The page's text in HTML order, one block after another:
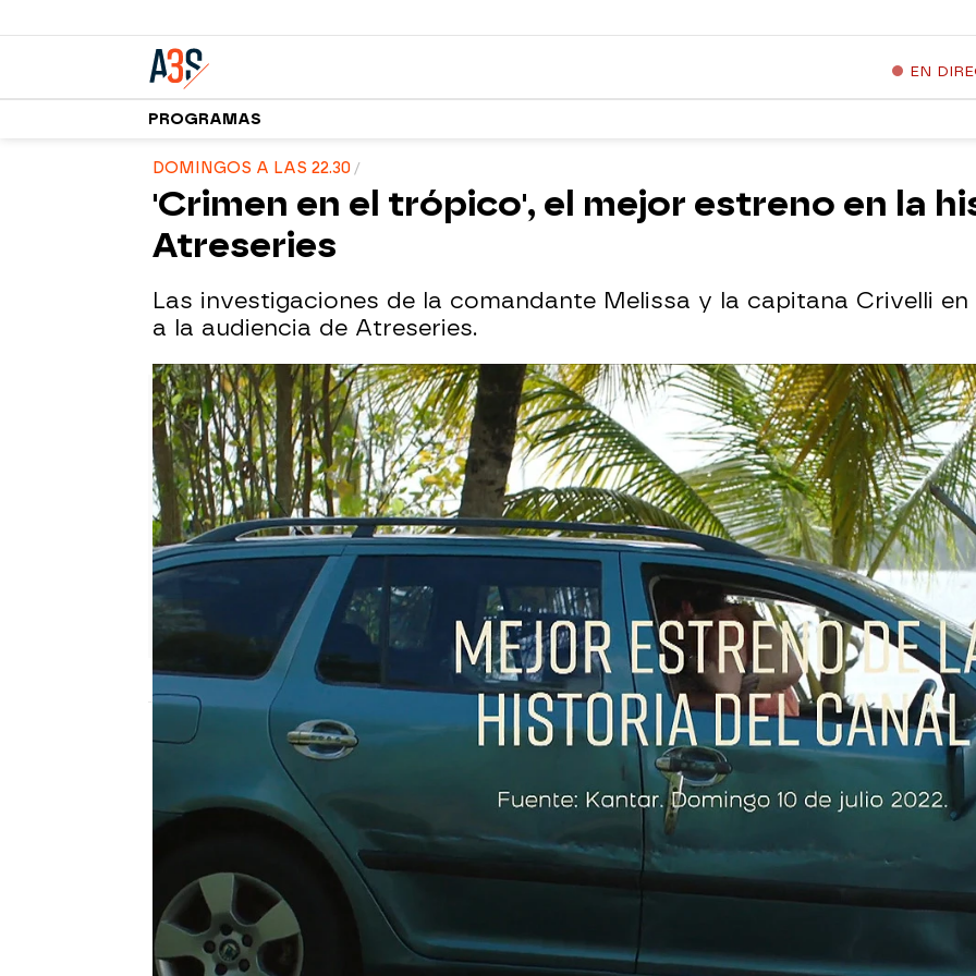
EN
PROGRAMAS
DOMINGOS A LAS 22.30
'Crimen en el trópico', el mejor estreno en la
Atreseries
Las investigaciones de la comandante Melissa y la capitana Crivelli
a la audiencia de Atreseries.
atreseries
12 de julio de 2022, 17:09
WhatsappFacebook
X
En medio de una ola de calor, el estreno de
trópico' ha llegado a Atreseries pisando fuerte
. La exigente,
formal, seria y siempre firme comandante Melissa junto a la
imprevisible, desordenada, caótica y alocada capitana Crivelli
han aterrizado los domingos a las 22:30 horas en la noche de
Atreseries para entretenernos con sus investigaciones en la isla